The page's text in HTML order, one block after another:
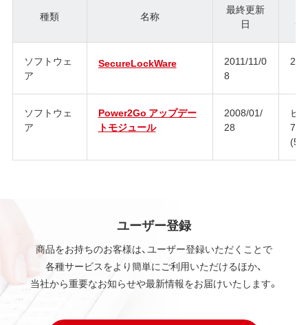
種類 名称
最終更新
日
ジ
ソフトウェ
ア
SecureLockWare
2011/11/0
8
ソフトウェ
ア
Power2Go アップデー
トモジュール
2008/01/
28
ビ
ユーザー登録
商品をお持ちのお客様は、ユーザー登録いただくことで
各種サービスをより簡単にご利用いただけるほか、
当社から重要なお知らせや最新情報をお届けいたします。